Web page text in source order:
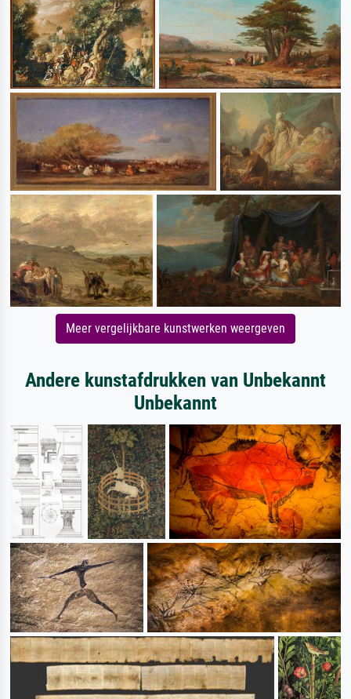
Meer vergelijkbare kunstwerken weergeven
Andere kunstafdrukken van Unbekannt
Unbekannt